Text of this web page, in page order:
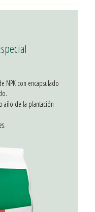
NPK con encapsulado
año de la plantación